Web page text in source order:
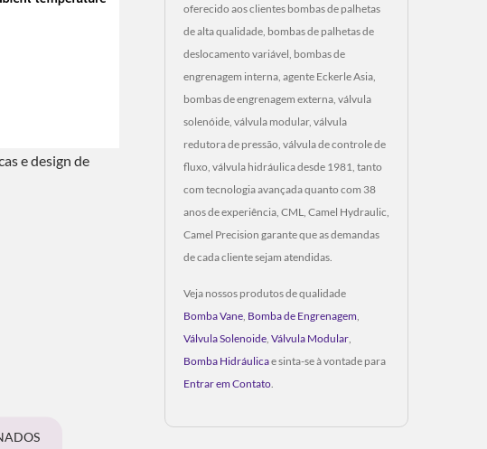
e design de
oferecido aos clientes bombas de palhetas
de alta qualidade, bombas de palhetas de
deslocamento variável, bombas de
engrenagem interna, agente Eckerle Asia,
bombas de engrenagem externa, válvula
solenóide, válvula modular, válvula
redutora de pressão, válvula de controle de
fluxo, válvula hidráulica desde 1981, tanto
com tecnologia avançada quanto com 38
anos de experiência, CML, Camel Hydraulic,
Camel Precision garante que as demandas
de cada cliente sejam atendidas.
Veja nossos produtos de qualidade
Bomba Vane Bomba de Engrenagem
Válvula Solenoide Válvula Modular
Bomba Hidráulicae sinta-se à vontade para
Entrar em Contato